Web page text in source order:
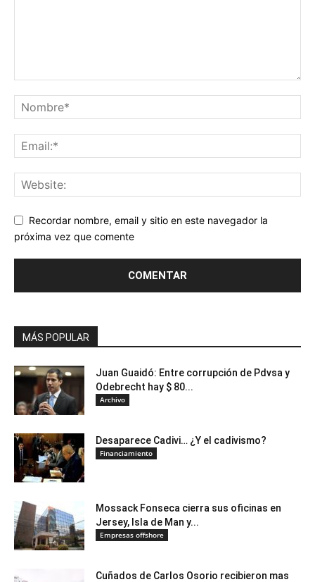
Recordar nombre, email y sitio en este navegador la
próxima vez que comente
MÁS POPULAR
Juan Guaidó: Entre corrupción de Pdvsa y
Odebrecht hay $ 80...
Archivo
Desaparece Cadivi… ¿Y el cadivismo?
Financiamiento
Mossack Fonseca cierra sus oficinas en
Jersey, Isla de Man y...
Empresas offshore
Cuñados de Carlos Osorio recibieron mas